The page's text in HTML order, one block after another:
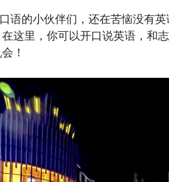
语的小伙伴们，还在苦恼没有
这里，你可以开口说英语，和
！